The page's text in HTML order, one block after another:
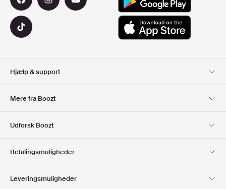
Hjælp & support
Mere fra Boozt
Club Boozt
Udforsk Boozt
Presse & udmærkelser
Betalingsmuligheder
Leveringsmuligheder